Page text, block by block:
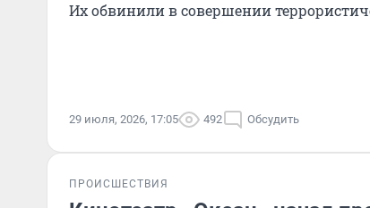
Их обвинили в совершении
29 июля, 2026, 17:05 492 Обсудить
ПРОИСШЕСТВИЯ